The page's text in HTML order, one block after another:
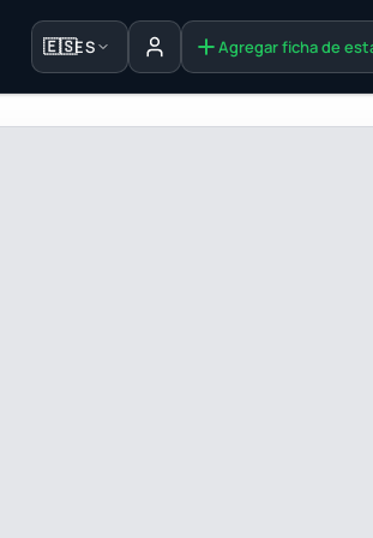
🇪🇸ES Iniciar sesiónAgregar ficha de